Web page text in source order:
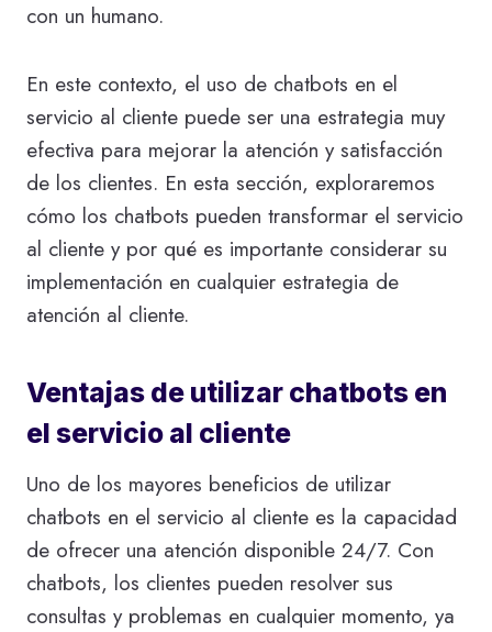
con un humano.
En este contexto, el uso de chatbots en el
servicio al cliente puede ser una estrategia muy
efectiva para mejorar la atención y satisfacción
de los clientes. En esta sección, exploraremos
cómo los chatbots pueden transformar el servicio
al cliente y por qué es importante considerar su
implementación en cualquier estrategia de
atención al cliente.
Ventajas de utilizar chatbots en
el servicio al cliente
Uno de los mayores beneficios de utilizar
chatbots en el servicio al cliente es la capacidad
de ofrecer una atención disponible 24/7. Con
chatbots, los clientes pueden resolver sus
consultas y problemas en cualquier momento, ya